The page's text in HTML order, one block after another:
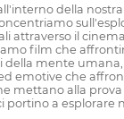
della
attraverso il
film che
della mente
emotive che
mettano alla prova
portino a esplorare